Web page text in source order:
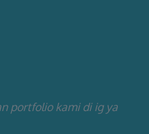
portfolio kami di ig ya